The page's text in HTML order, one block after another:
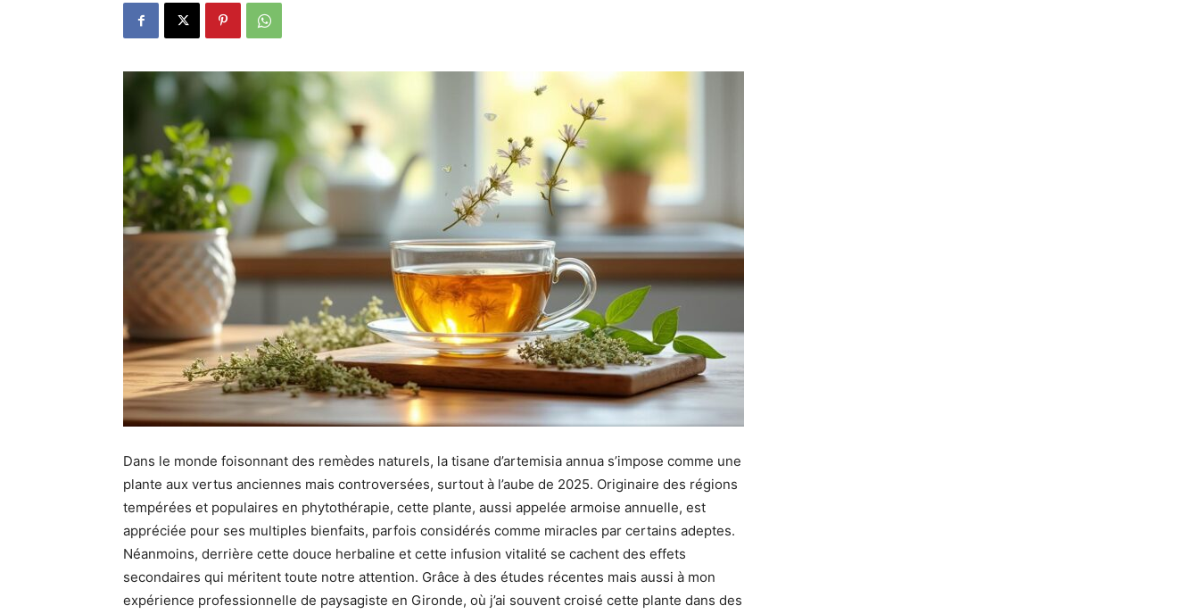
Dans le monde foisonnant des remèdes naturels, la tisane d’artemisia annua s’impose comme une
plante aux vertus anciennes mais controversées, surtout à l’aube de 2025. Originaire des régions
tempérées et populaires en phytothérapie, cette plante, aussi appelée armoise annuelle, est
appréciée pour ses multiples bienfaits, parfois considérés comme miracles par certains adeptes.
Néanmoins, derrière cette douce herbaline et cette infusion vitalité se cachent des effets
secondaires qui méritent toute notre attention. Grâce à des études récentes mais aussi à mon
expérience professionnelle de paysagiste en Gironde, où j’ai souvent croisé cette plante dans des